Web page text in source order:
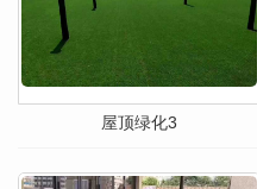
屋顶绿化3